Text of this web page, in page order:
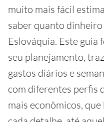
muito mais fácil
saber quanto
Eslováquia. Este guia
seu planejamento,
gastos diários e
com diferentes perfis
mais econômicos,